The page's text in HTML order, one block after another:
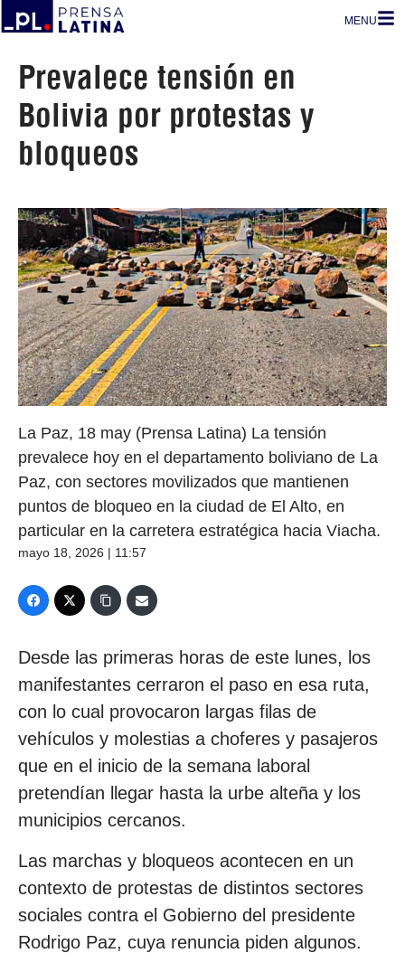
MENU
Prevalece tensión en
Bolivia por protestas y
bloqueos
La Paz, 18 may (Prensa Latina) La tensión
prevalece hoy en el departamento boliviano de La
Paz, con sectores movilizados que mantienen
puntos de bloqueo en la ciudad de El Alto, en
particular en la carretera estratégica hacia Viacha.
mayo 18, 2026 | 11:57
Desde las primeras horas de este lunes, los
manifestantes cerraron el paso en esa ruta,
con lo cual provocaron largas filas de
vehículos y molestias a choferes y pasajeros
que en el inicio de la semana laboral
pretendían llegar hasta la urbe alteña y los
municipios cercanos.
Las marchas y bloqueos acontecen en un
contexto de protestas de distintos sectores
sociales contra el Gobierno del presidente
Rodrigo Paz, cuya renuncia piden algunos.